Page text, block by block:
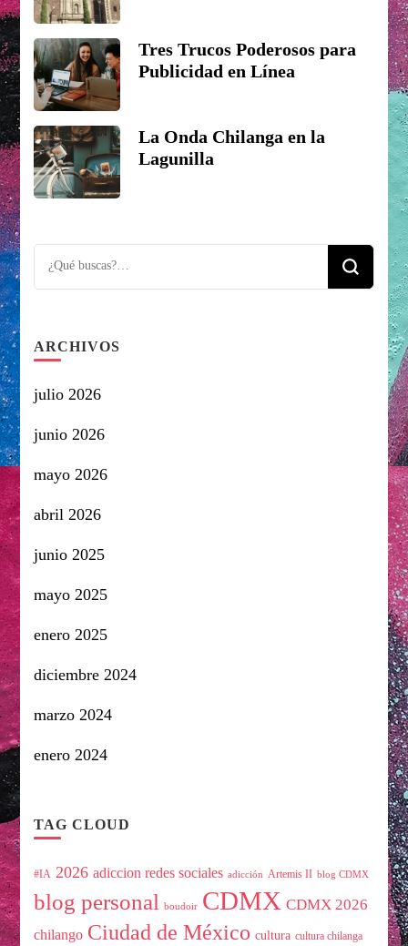
Tres Trucos Poderosos para
Publicidad en Línea
La Onda Chilanga en la
Lagunilla
Looking
for
ARCHIVOS
julio 2026
junio 2026
mayo 2026
abril 2026
junio 2025
mayo 2025
enero 2025
diciembre 2024
marzo 2024
enero 2024
TAG CLOUD
#IA 2026 adiccion redes sociales adicción Artemis II blog CDMX
blog personal boudoir CDMX CDMX 2026
chilango Ciudad de México cultura cultura chilanga